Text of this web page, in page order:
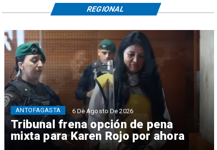
Tribunal frena opción de pena
mixta para Karen Rojo por ahora
ANTOFAGASTA 6 De Agosto De 2026
REGIONAL